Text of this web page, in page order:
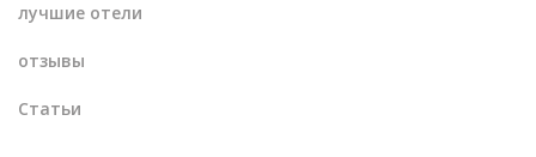
лучшие отели
отзывы
Статьи